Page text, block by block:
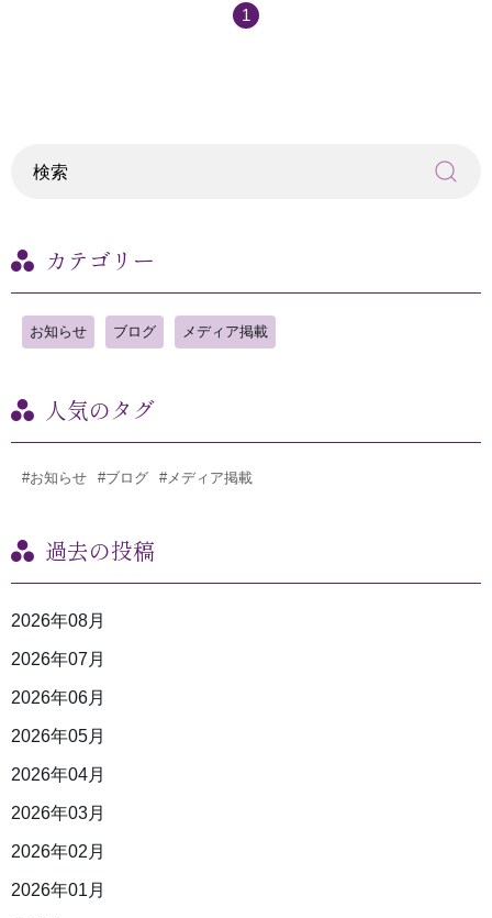
1
カテゴリー
お知らせ ブログ メディア掲載
人気のタグ
#お知らせ #ブログ #メディア掲載
過去の投稿
2026年08月
2026年07月
2026年06月
2026年05月
2026年04月
2026年03月
2026年02月
2026年01月